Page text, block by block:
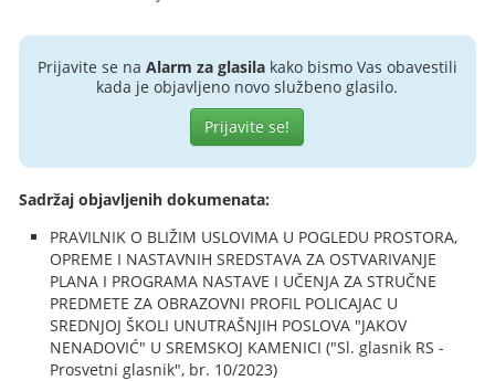
Prijavite se na Alarm za glasilakako bismo Vas obavestili
kada je objavljeno novo službeno glasilo.
Prijavite se!
Sadržaj objavljenih dokumenata:
PRAVILNIK O BLIŽIM USLOVIMA U POGLEDU PROSTORA,
OPREME I NASTAVNIH SREDSTAVA ZA OSTVARIVANJE
PLANA I PROGRAMA NASTAVE I UČENJA ZA STRUČNE
PREDMETE ZA OBRAZOVNI PROFIL POLICAJAC U
SREDNJOJ ŠKOLI UNUTRAŠNJIH POSLOVA "JAKOV
NENADOVIĆ" U SREMSKOJ KAMENICI ("Sl. glasnik RS -
Prosvetni glasnik", br. 10/2023)